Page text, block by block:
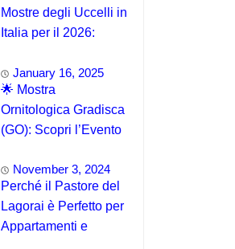
Mostre degli Uccelli in
Italia per il 2026:
Eventi 🐦
January 16, 2025
🌟 Mostra
Ornitologica Gradisca
(GO): Scopri l’Evento
November 3, 2024
Perché il Pastore del
Lagorai è Perfetto per
Appartamenti e